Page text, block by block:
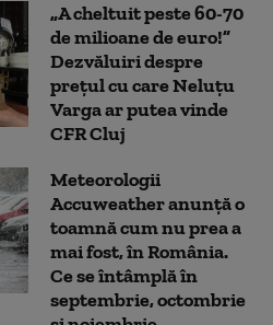
„A cheltuit peste 60-70
de milioane de euro!”
Dezvăluiri despre
prețul cu care Neluțu
Varga ar putea vinde
CFR Cluj
Meteorologii
Accuweather anunță o
toamnă cum nu prea a
mai fost, în România.
Ce se întâmplă în
septembrie, octombrie